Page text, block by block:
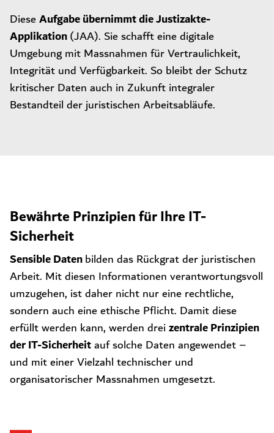
DieseAufgabe übernimmt die Justizakte-
Applikation(JAA). Sie schafft eine digitale
Umgebung mit Massnahmen für Vertraulichkeit,
Integrität und Verfügbarkeit. So bleibt der Schutz
kritischer Daten auch in Zukunft integraler
Bestandteil der juristischen Arbeitsabläufe.
Bewährte Prinzipien für Ihre IT-
Sicherheit
Sensible Datenbilden das Rückgrat der juristischen
Arbeit. Mit diesen Informationen verantwortungsvoll
umzugehen, ist daher nicht nur eine rechtliche,
sondern auch eine ethische Pflicht. Damit diese
erfüllt werden kann, werden dreizentrale Prinzipien
der IT-Sicherheitauf solche Daten angewendet –
und mit einer Vielzahl technischer und
organisatorischer Massnahmen umgesetzt.